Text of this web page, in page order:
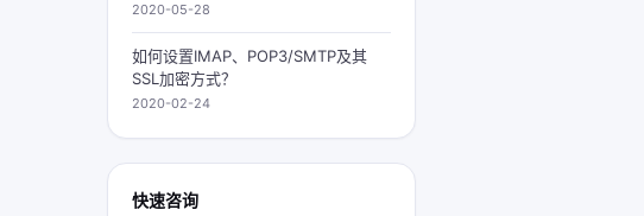
2020-05-28
如何设置IMAP、POP3/SMTP及其
SSL加密方式？
2020-02-24
快速咨询